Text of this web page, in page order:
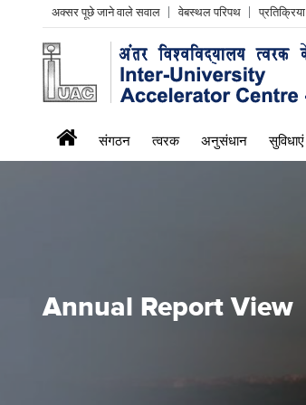
Header
Left
menu
अक्सर पूछे जाने वाले सवाल वेबस्थल परिपथ प्रतिक्रिया
iuac
menu
संगठन त्वरक अनुसंधान सुविधाएं
Annual Report View